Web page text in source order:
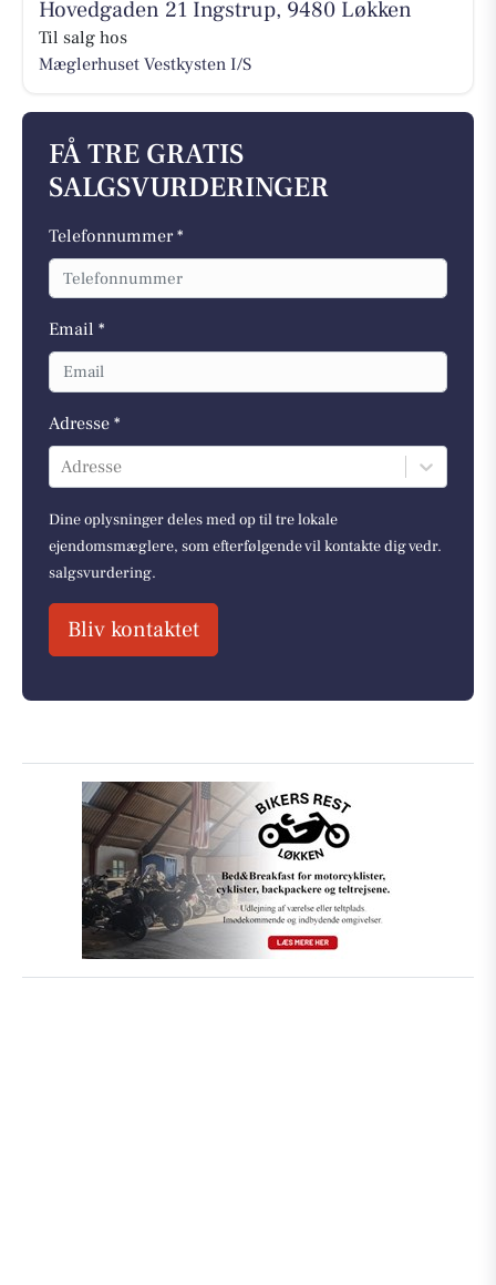
Hovedgaden 21 Ingstrup, 9480 Løkken
Til salg hos
Mæglerhuset Vestkysten I/S
FÅ TRE GRATIS
SALGSVURDERINGER
Telefonnummer *
Email *
Adresse *
Adresse
Dine oplysninger deles med op til tre lokale
ejendomsmæglere, som efterfølgende vil kontakte dig vedr.
salgsvurdering.
Bliv kontaktet